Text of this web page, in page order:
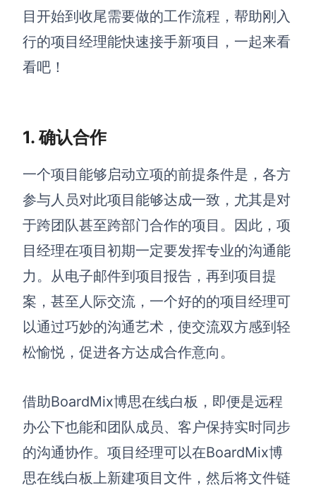
解决方案
团队协作提效
在线白板
涂鸦画板
敏捷实践
ER图
UML图
数据流图
情绪板
目开始到收尾需要做的工作流程，帮助刚入
行的项目经理能快速接手新项目，一起来看
看吧！
1. 确认合作
一个项目能够启动立项的前提条件是，各方
参与人员对此项目能够达成一致，尤其是对
于跨团队甚至跨部门合作的项目。因此，项
目经理在项目初期一定要发挥专业的沟通能
力。从电子邮件到项目报告，再到项目提
案，甚至人际交流，一个好的的项目经理可
以通过巧妙的沟通艺术，使交流双方感到轻
松愉悦，促进各方达成合作意向。
借助BoardMix博思在线白板，即便是远程
办公下也能和团队成员、客户保持实时同步
的沟通协作。项目经理可以在BoardMix博
思在线白板上新建项目文件，然后将文件链